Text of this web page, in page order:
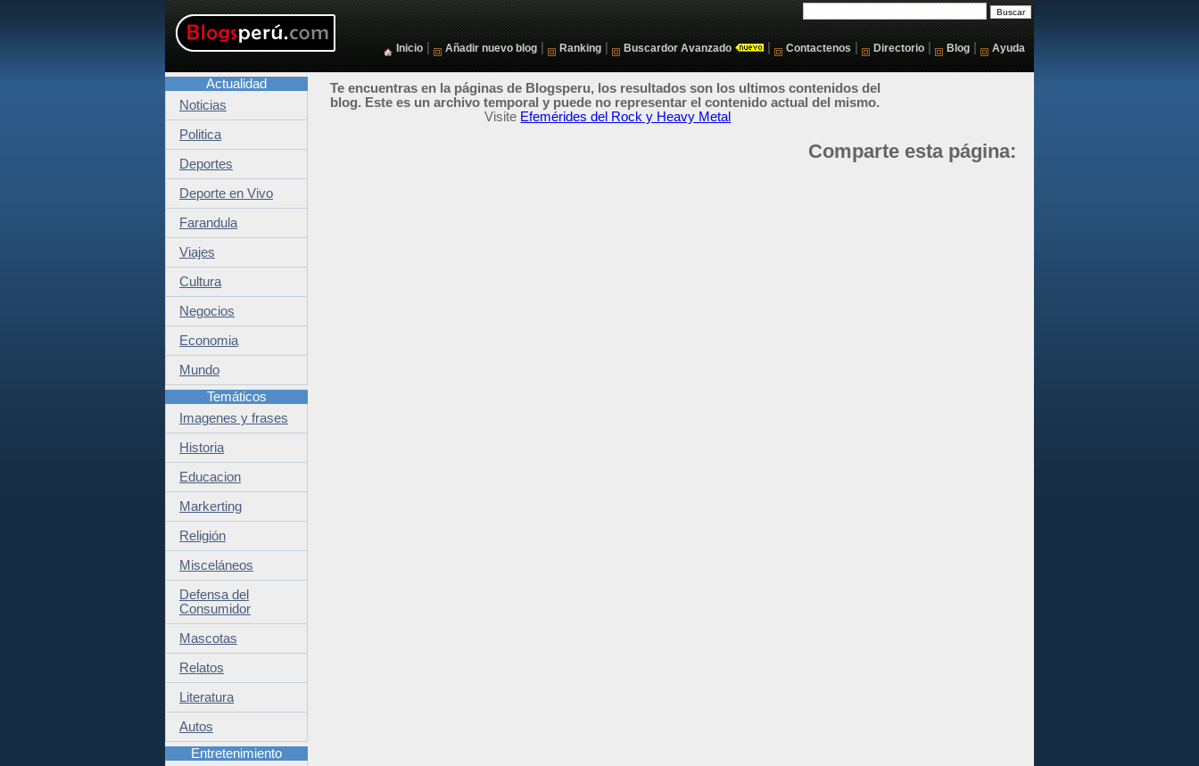
Inicio Añadir nuevo blog Ranking Buscardor Avanzado Contactenos Directorio Blog Ayuda
Te encuentras en la páginas de Blogsperu, los resultados son los ultimos contenidos del
blog. Este es un archivo temporal y puede no representar el contenido actual del mismo.
Visite Efemérides del Rock y Heavy Metal
Comparte esta página:
Actualidad
Noticias
Politica
Deportes
Deporte en Vivo
Farandula
Viajes
Cultura
Negocios
Economia
Mundo
Temáticos
Imagenes y frases
Historia
Educacion
Markerting
Religión
Misceláneos
Defensa del
Consumidor
Mascotas
Relatos
Literatura
Autos
Entretenimiento